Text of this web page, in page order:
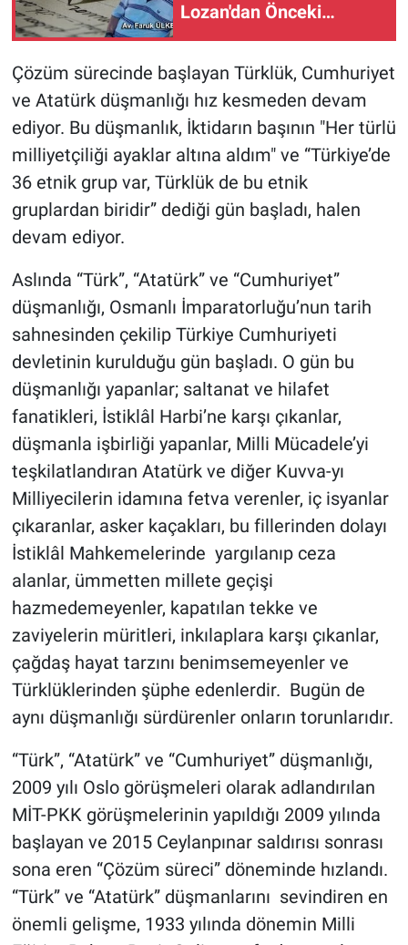
Lozan'dan Önceki
Çözüm sürecinde başlayan Türklük, Cumhuriyet
ve Atatürk düşmanlığı hız kesmeden devam
ediyor. Bu düşmanlık, İktidarın başının "Her türlü
milliyetçiliği ayaklar altına aldım" ve “Türkiye’de
36 etnik grup var, Türklük de bu etnik
gruplardan biridir” dediği gün başladı, halen
devam ediyor.
Aslında “Türk”, “Atatürk” ve “Cumhuriyet”
düşmanlığı, Osmanlı İmparatorluğu’nun tarih
sahnesinden çekilip Türkiye Cumhuriyeti
devletinin kurulduğu gün başladı. O gün bu
düşmanlığı yapanlar; saltanat ve hilafet
fanatikleri, İstiklâl Harbi’ne karşı çıkanlar,
düşmanla işbirliği yapanlar, Milli Mücadele’yi
teşkilatlandıran Atatürk ve diğer Kuvva-yı
Milliyecilerin idamına fetva verenler, iç isyanlar
çıkaranlar, asker kaçakları, bu fillerinden dolayı
İstiklâl Mahkemelerinde yargılanıp ceza
alanlar, ümmetten millete geçişi
hazmedemeyenler, kapatılan tekke ve
zaviyelerin müritleri, inkılaplara karşı çıkanlar,
çağdaş hayat tarzını benimsemeyenler ve
Türklüklerinden şüphe edenlerdir. Bugün de
aynı düşmanlığı sürdürenler onların torunlarıdır.
“Türk”, “Atatürk” ve “Cumhuriyet” düşmanlığı,
2009 yılı Oslo görüşmeleri olarak adlandırılan
MİT-PKK görüşmelerinin yapıldığı 2009 yılında
başlayan ve 2015 Ceylanpınar saldırısı sonrası
sona eren “Çözüm süreci” döneminde hızlandı.
“Türk” ve “Atatürk” düşmanlarını sevindiren en
önemli gelişme, 1933 yılında dönemin Milli